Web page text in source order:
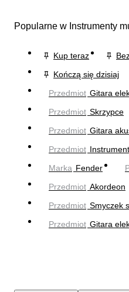
Popularne w Instrumenty
Kup teraz
Kończą się dzisiaj
Przedmiot Gitara
Przedmiot Skrzypce
Przedmiot Gitara
Przedmiot
Marka Fender
Przedmiot Akordeon
Przedmiot Smyczek
Przedmiot Gitara